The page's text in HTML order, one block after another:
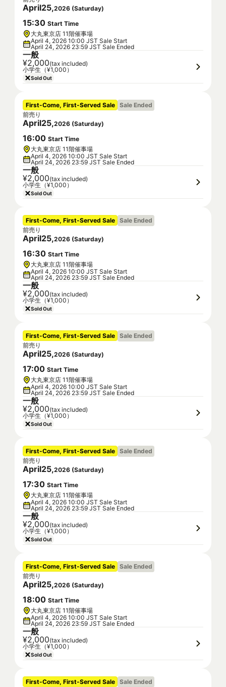
April25,2026 (Saturday)
15:30 Start Time
大丸東京店 11階催事場
April 4, 2026 10:00 JST Sale Start
April 24, 2026 23:59 JST Sale Ended
一般
¥2,000(tax included)
小学生（¥1,000）
Sold Out
First-Come, First-Served Sale Sale Ended
前売り
April25,2026 (Saturday)
16:00 Start Time
大丸東京店 11階催事場
April 4, 2026 10:00 JST Sale Start
April 24, 2026 23:59 JST Sale Ended
一般
¥2,000(tax included)
小学生（¥1,000）
Sold Out
First-Come, First-Served Sale Sale Ended
前売り
April25,2026 (Saturday)
16:30 Start Time
大丸東京店 11階催事場
April 4, 2026 10:00 JST Sale Start
April 24, 2026 23:59 JST Sale Ended
一般
¥2,000(tax included)
小学生（¥1,000）
Sold Out
First-Come, First-Served Sale Sale Ended
前売り
April25,2026 (Saturday)
17:00 Start Time
大丸東京店 11階催事場
April 4, 2026 10:00 JST Sale Start
April 24, 2026 23:59 JST Sale Ended
一般
¥2,000(tax included)
小学生（¥1,000）
Sold Out
First-Come, First-Served Sale Sale Ended
前売り
April25,2026 (Saturday)
17:30 Start Time
大丸東京店 11階催事場
April 4, 2026 10:00 JST Sale Start
April 24, 2026 23:59 JST Sale Ended
一般
¥2,000(tax included)
小学生（¥1,000）
Sold Out
First-Come, First-Served Sale Sale Ended
前売り
April25,2026 (Saturday)
18:00 Start Time
大丸東京店 11階催事場
April 4, 2026 10:00 JST Sale Start
April 24, 2026 23:59 JST Sale Ended
一般
¥2,000(tax included)
小学生（¥1,000）
Sold Out
First-Come, First-Served Sale Sale Ended